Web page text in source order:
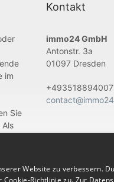
im
Sie
Kontakt
immo24 GmbH
Antonstr. 3a
01097 Dresden
Website zu verbessern.
Richtlinie zu. Zur